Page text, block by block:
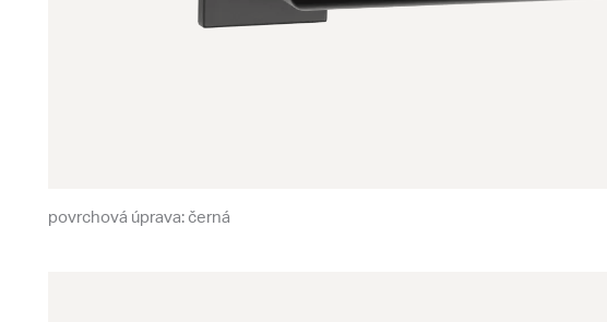
povrchová úprava: černá